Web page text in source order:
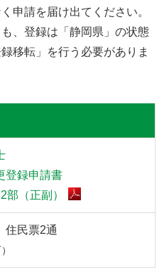
申請を届け出てください。
、登録は「静岡県」の状態
移転」を行う必要がありま
登録申請書
部（正副）
住民票2通